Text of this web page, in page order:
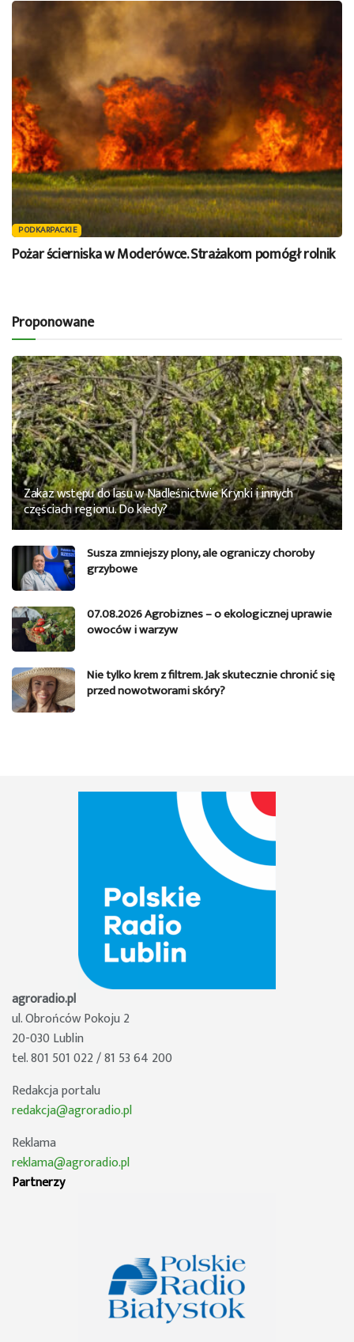
PODKARPACKIE
Pożar ścierniska w Moderówce. Strażakom pomógł rolnik
Proponowane
Zakaz wstępu do lasu w Nadleśnictwie Krynki i innych
częściach regionu. Do kiedy?
Susza zmniejszy plony, ale ograniczy choroby
grzybowe
07.08.2026 Agrobiznes – o ekologicznej uprawie
owoców i warzyw
Nie tylko krem z filtrem. Jak skutecznie chronić się
przed nowotworami skóry?
agroradio.pl
ul. Obrońców Pokoju 2
20-030 Lublin
tel. 801 501 022 / 81 53 64 200
Redakcja portalu
redakcja@agroradio.pl
Reklama
reklama@agroradio.pl
Partnerzy